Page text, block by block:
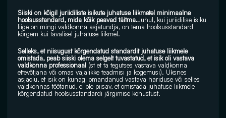
Siiski on kõigil juriidiliste isikute juhatuse liikmetel minimaalne
hoolsusstandard, mida kõik peavad täitma.Juhul, kui juriidilise isiku
liige on mingi valdkonna asjatundja, on tema hoolsusstandard
kõrgem kui tavalisel juhatuse liikmel.
Selleks, et niisugust kõrgendatud standardit juhatuse liikmele
omistada, peab siiski olema selgelt tuvastatud, et isik oli vastava
valdkonna professionaal (st et ta tegutses vastava valdkonna
ettevõtjana või omas vajalikke teadmisi ja kogemusi). Üksnes
asjaolu, et isik on kunagi omandanud vastava hariduse või selles
valdkonnas töötanud, ei ole piisav, et omistada juhatuse liikmele
kõrgendatud hoolsusstandardi järgimise kohustust.